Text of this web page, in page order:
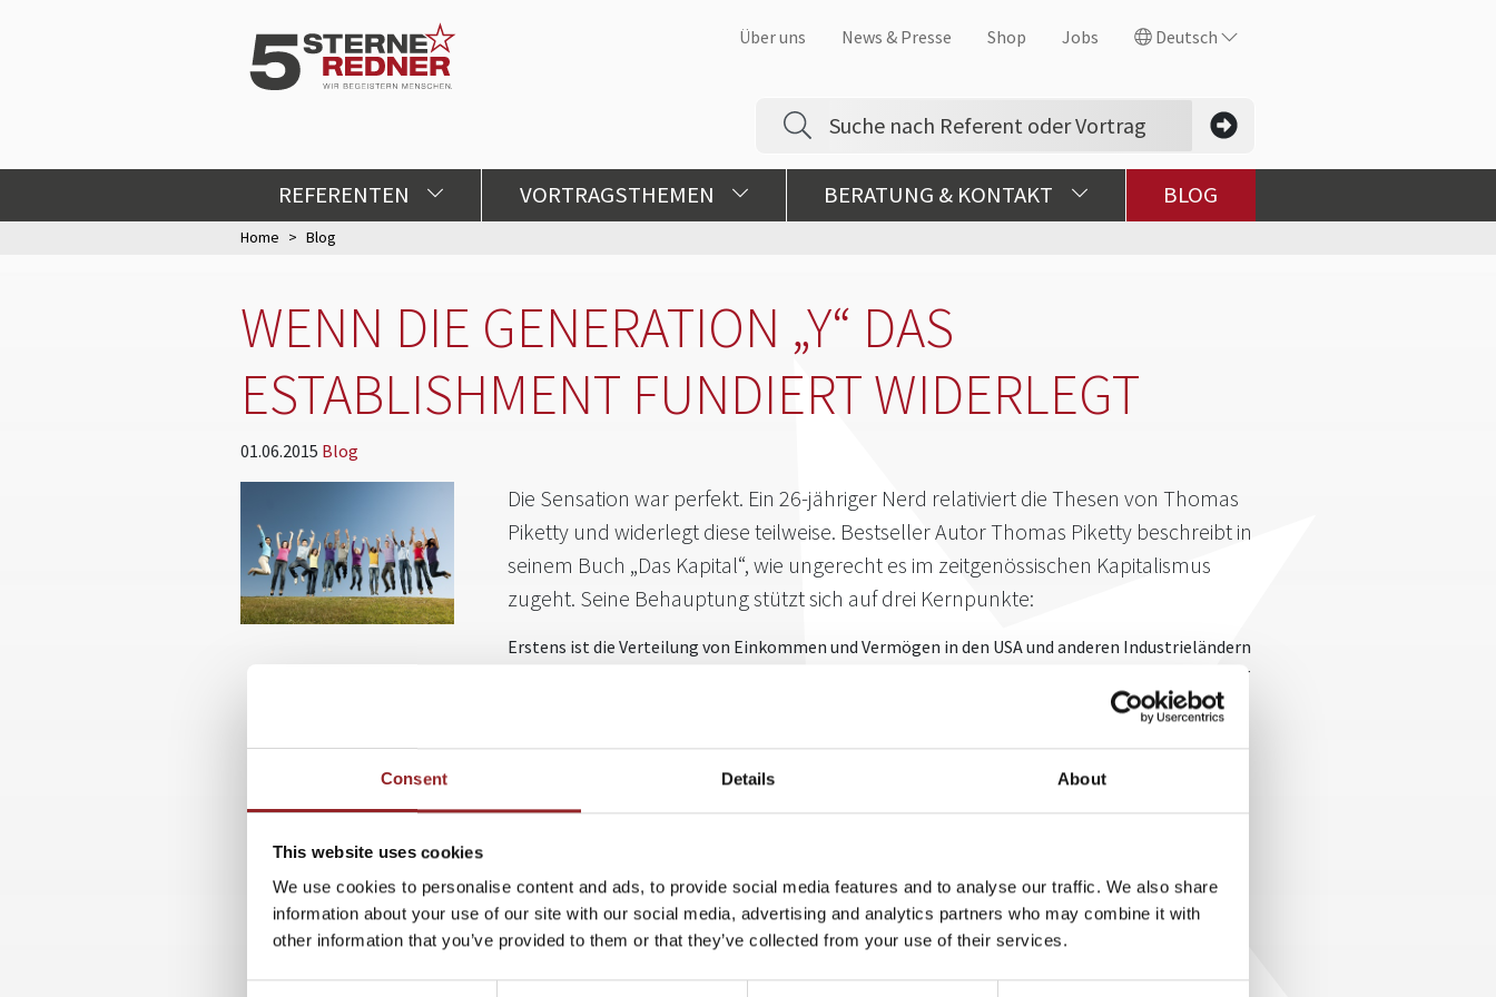
Consent Details About
This website uses cookies
We use cookies to personalise content and ads, to provide social media features and to analyse our traffic. We also share
information about your use of our site with our social media, advertising and analytics partners who may combine it with
other information that you’ve provided to them or that they’ve collected from your use of their services.
Über uns News & Presse Shop Jobs Deutsch
REFERENTEN VORTRAGSTHEMEN BERATUNG & KONTAKT BLOG
Home Blog
WENN DIE GENERATION „Y“ DAS
ESTABLISHMENT FUNDIERT WIDERLEGT
01.06.2015 Blog
Die Sensation war perfekt. Ein 26-jähriger Nerd relativiert die Thesen von Thomas
Piketty und widerlegt diese teilweise. Bestseller Autor Thomas Piketty beschreibt in
seinem Buch „Das Kapital“, wie ungerecht es im zeitgenössischen Kapitalismus
zugeht. Seine Behauptung stützt sich auf drei Kernpunkte:
Erstens ist die Verteilung von Einkommen und Vermögen in den USA und anderen Industrieländern
in den vergangenen Jahrzehnten deutlich ungleicher geworden. Zweitens sind die Einkommen der
Arbeitnehmer im Gegensatz zu Einkommen derer, die Geld für sich arbeiten lassen, langsamer
gewachsen. Drittens folgt diese Entwicklung einer dem Kapitalismus innewohnenden Logik.
Diese Ansätze waren in der Fachwelt umstritten. Nun ist es einem jungen Amerikaner namens
Professor Piketty einen entscheidenden Punkt übersehen hat: Die große Bedeutung des
Häusermarkts - denn nicht nur zwischen Arbeit und Kapital geht die Schere weiter auf, sondern
ebenfalls zwischen Mietern und Vermietern.
Dass Alter keine Grundvoraussetzung für profundes Wissen ist, bewies auch5 Sterne Redner